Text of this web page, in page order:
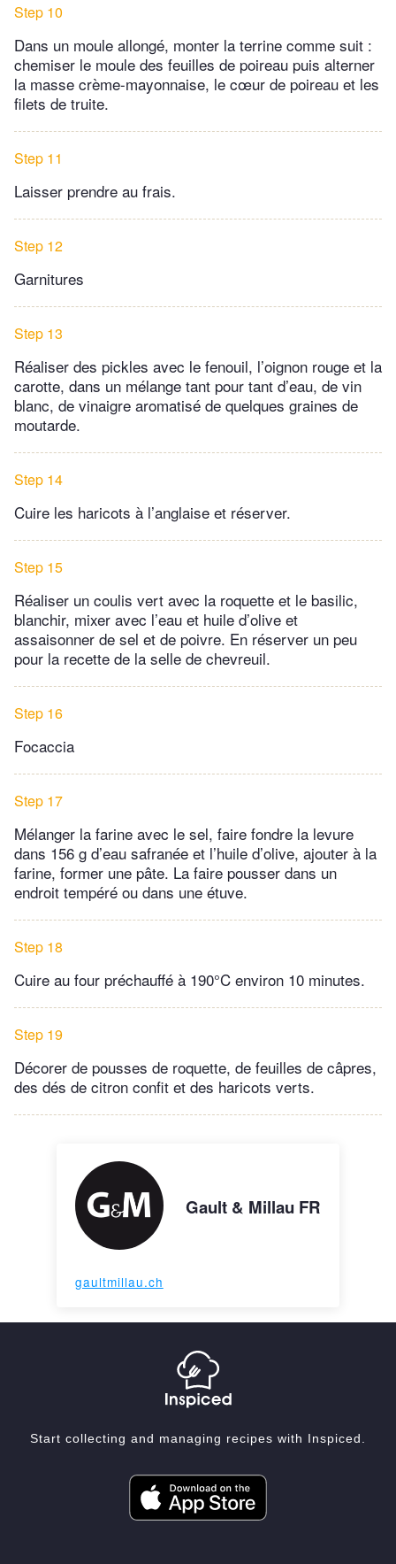
Step 10
Dans un moule allongé, monter la terrine comme suit :
chemiser le moule des feuilles de poireau puis alterner
la masse crème-mayonnaise, le cœur de poireau et les
filets de truite.
Step 11
Laisser prendre au frais.
Step 12
Garnitures
Step 13
Réaliser des pickles avec le fenouil, l’oignon rouge et la
carotte, dans un mélange tant pour tant d’eau, de vin
blanc, de vinaigre aromatisé de quelques graines de
moutarde.
Step 14
Cuire les haricots à l’anglaise et réserver.
Step 15
Réaliser un coulis vert avec la roquette et le basilic,
blanchir, mixer avec l’eau et huile d’olive et
assaisonner de sel et de poivre. En réserver un peu
pour la recette de la selle de chevreuil.
Step 16
Focaccia
Step 17
Mélanger la farine avec le sel, faire fondre la levure
dans 156 g d’eau safranée et l’huile d’olive, ajouter à la
farine, former une pâte. La faire pousser dans un
endroit tempéré ou dans une étuve.
Step 18
Cuire au four préchauffé à 190°C environ 10 minutes.
Step 19
Décorer de pousses de roquette, de feuilles de câpres,
des dés de citron confit et des haricots verts.
Gault & Millau FR
gaultmillau.ch
Start collecting and managing recipes with Inspiced.